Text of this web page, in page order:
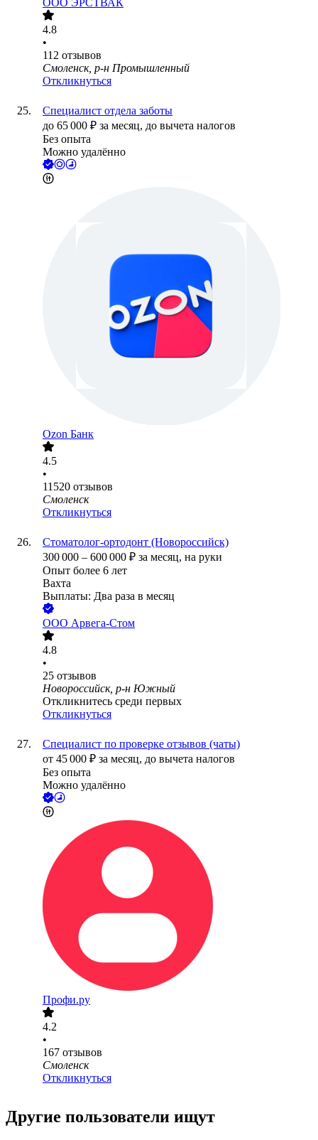
ООО ЭРСТВАК
4.8
•
112 отзывов
Смоленск, р-н Промышленный
Откликнуться
Специалист отдела заботы
до 65 000 ₽ за месяц, до вычета налогов
Без опыта
Можно удалённо
Ozon Банк
4.5
•
11520 отзывов
Смоленск
Откликнуться
Стоматолог-ортодонт (Новороссийск)
300 000 – 600 000 ₽ за месяц, на руки
Опыт более 6 лет
Вахта
Выплаты: Два раза в месяц
ООО Арвега-Стом
4.8
•
25 отзывов
Новороссийск, р-н Южный
Откликнитесь среди первых
Откликнуться
Специалист по проверке отзывов (чаты)
от 45 000 ₽ за месяц, до вычета налогов
Без опыта
Можно удалённо
Профи.ру
4.2
•
167 отзывов
Смоленск
Откликнуться
Другие пользователи ищут